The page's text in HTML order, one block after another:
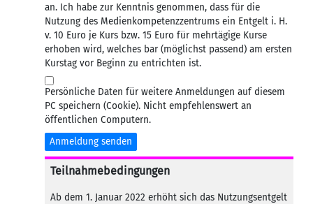
an. Ich habe zur Kenntnis genommen, dass für die
Nutzung des Medienkompetenzzentrums ein Entgelt i. H.
v. 10 Euro je Kurs bzw. 15 Euro für mehrtägige Kurse
erhoben wird, welches bar (möglichst passend) am ersten
Kurstag vor Beginn zu entrichten ist.
Persönliche Daten für weitere Anmeldungen auf diesem
PC speichern (Cookie). Nicht empfehlenswert an
öffentlichen Computern.
Anmeldung senden
Teilnahmebedingungen
Ab dem 1. Januar 2022 erhöht sich das Nutzungsentgelt